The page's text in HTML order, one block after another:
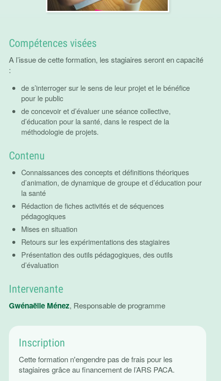
Compétences visées
A l’issue de cette formation, les stagiaires seront en capacité
:
de s’interroger sur le sens de leur projet et le bénéfice
pour le public
de concevoir et d’évaluer une séance collective,
d’éducation pour la santé, dans le respect de la
méthodologie de projets.
Contenu
Connaissances des concepts et définitions théoriques
d’animation, de dynamique de groupe et d’éducation pour
la santé
Rédaction de fiches activités et de séquences
pédagogiques
Mises en situation
Retours sur les expérimentations des stagiaires
Présentation des outils pédagogiques, des outils
d’évaluation
Intervenante
Gwénaëlle Ménez, Responsable de programme
Inscription
Cette formation n'engendre pas de frais pour les
stagiaires grâce au financement de l’ARS PACA.